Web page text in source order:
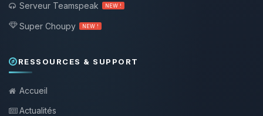
Serveur Teamspeak
NEW !
Super Choupy NEW !
RESSOURCES & SUPPORT
Accueil
Actualités